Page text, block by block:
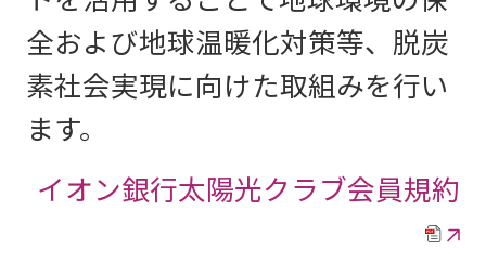
全および地球温暖化対策等、脱炭
素社会実現に向けた取組みを行い
ます。
イオン銀行太陽光クラブ会員規約